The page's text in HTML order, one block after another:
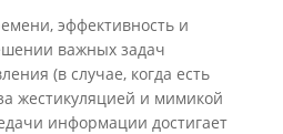
эффективность и
важных задач
(в случае, когда есть
жестикуляцией и мимикой
информации достигает